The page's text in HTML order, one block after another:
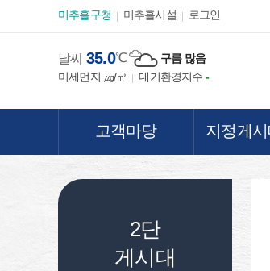
본문 바로가기
미추홀구청 미추홀시설 로그인
날씨 35.0℃
구름 많음
미세먼지 ㎍/㎥ 대기환경지수 -
고객마당 지정게
2단
게시대